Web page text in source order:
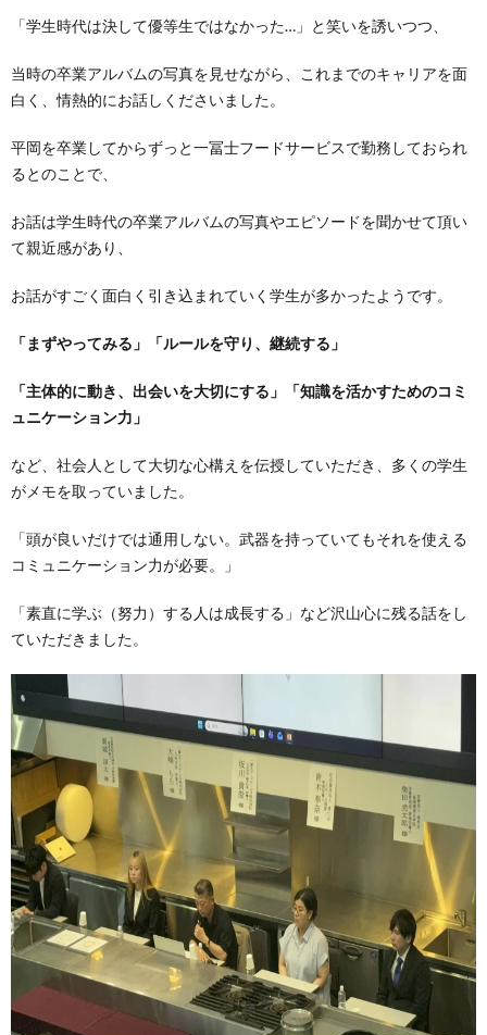
「学生時代は決して優等生ではなかった…」と笑いを誘いつつ、
当時の卒業アルバムの写真を見せながら、これまでのキャリアを面
白く、情熱的にお話しくださいました。
平岡を卒業してからずっと一冨士フードサービスで勤務しておられ
るとのことで、
お話は学生時代の卒業アルバムの写真やエピソードを聞かせて頂い
て親近感があり、
お話がすごく面白く引き込まれていく学生が多かったようです。
「まずやってみる」 「ルールを守り、継続する」
「主体的に動き、出会いを大切にする」
「知識を活かすためのコミ
ュニケーション力」
など、社会人として大切な心構えを伝授していただき、多くの学生
がメモを取っていました。
「頭が良いだけでは通用しない。武器を持っていてもそれを使える
コミュニケーション力が必要。」
「素直に学ぶ（努力）する人は成長する」など沢山心に残る話をし
ていただきました。